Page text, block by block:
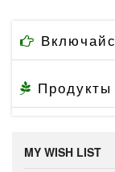
Продукты
MY WISH LIST